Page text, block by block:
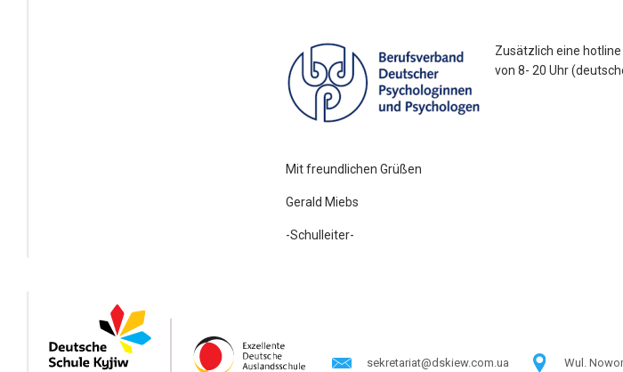
Zusätzlich eine
von 8- 20 Uhr
Mit freundlichen Grüßen
Gerald Miebs
-Schulleiter-
sekretariat@dskiew.com.ua Wul.